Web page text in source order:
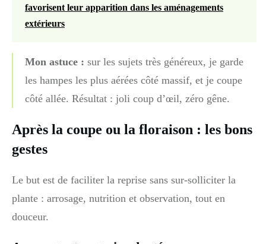
favorisent leur apparition dans les aménagements
extérieurs
Mon astuce : sur les sujets très généreux, je garde
les hampes les plus aérées côté massif, et je coupe
côté allée. Résultat : joli coup d’œil, zéro gêne.
Après la coupe ou la floraison : les bons
gestes
Le but est de faciliter la reprise sans sur-solliciter la
plante : arrosage, nutrition et observation, tout en
douceur.